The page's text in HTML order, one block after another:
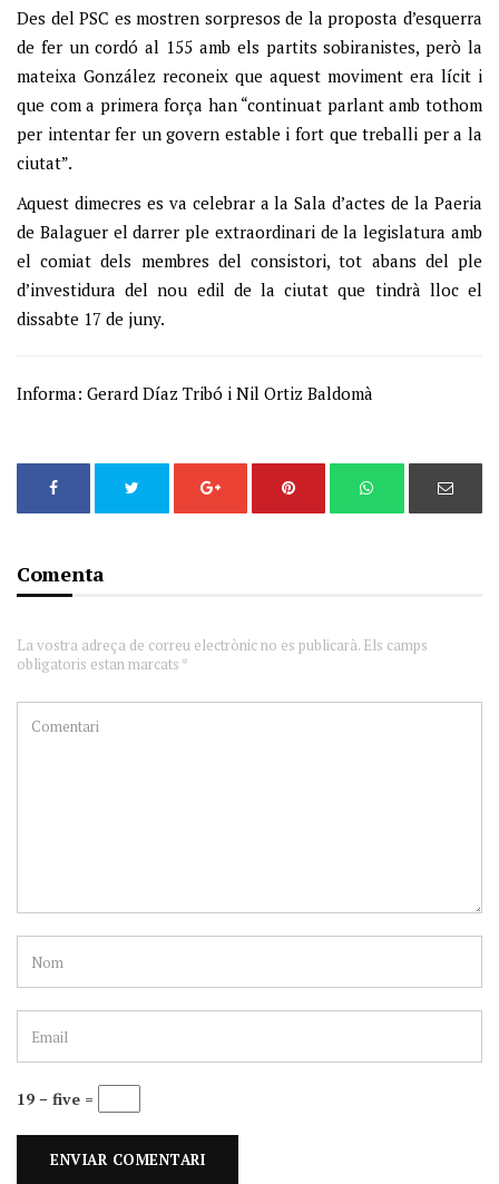
Des del PSC es mostren sorpresos de la proposta d’esquerra
de fer un cordó al 155 amb els partits sobiranistes, però la
mateixa González reconeix que aquest moviment era lícit i
que com a primera força han “continuat parlant amb tothom
per intentar fer un govern estable i fort que treballi per a la
ciutat”.
Aquest dimecres es va celebrar a la Sala d’actes de la Paeria
de Balaguer el darrer ple extraordinari de la legislatura amb
el comiat dels membres del consistori, tot abans del ple
d’investidura del nou edil de la ciutat que tindrà lloc el
dissabte 17 de juny.
Informa: Gerard Díaz Tribó i Nil Ortiz Baldomà
Comenta
La vostra adreça de correu electrònic no es publicarà. Els camps
obligatoris estan marcats *
19 − five =